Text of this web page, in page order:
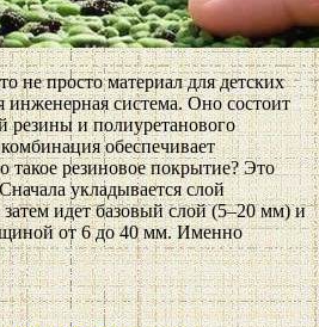
не просто материал для детских
система. Оно состоит
резины и полиуретанового
обеспечивает
такое резиновое покрытие? Это
укладывается слой
идет базовый слой (5–20 мм) и
от 6 до 40 мм. Именно